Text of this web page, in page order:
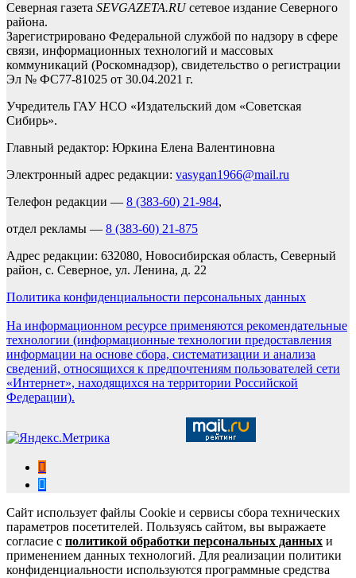
Северная газета SEVGAZETA.RUсетевое издание Северного
района.
Зарегистрировано Федеральной службой по надзору в сфере
связи, информационных технологий и массовых
коммуникаций (Роскомнадзор), свидетельство о регистрации
Эл № ФС77-81025 от 30.04.2021 г.
Учредитель ГАУ НСО «Издательский дом «Советская
Сибирь».
Главный редактор: Юркина Елена Валентиновна
Электронный адрес редакции: vasygan1966@mail.ru
Телефон редакции — 8 (383-60) 21-984,
отдел рекламы — 8 (383-60) 21-875
Адрес редакции: 632080, Новосибирская область, Северный
район, с. Северное, ул. Ленина, д. 22
Политика конфиденциальности персональных данных
На информационном ресурсе применяются рекомендательные
технологии (информационные технологии предоставления
информации на основе сбора, систематизации и анализа
сведений, относящихся к предпочтениям пользователей сети
«Интернет», находящихся на территории Российской
Федерации).
Сайт использует файлы Cookie и сервисы сбора технических
параметров посетителей. Пользуясь сайтом, вы выражаете
согласие с политикой обработки персональных данных и
применением данных технологий. Для реализации политики
конфиденциальности используются программные средства